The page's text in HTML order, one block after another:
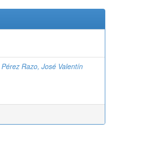
Pérez Razo, José Valentín